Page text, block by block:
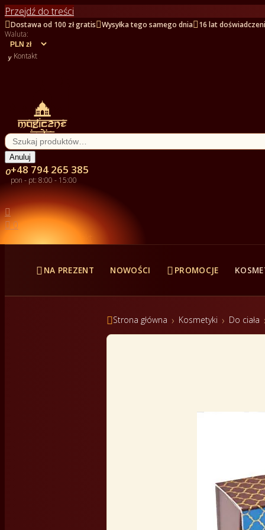
Przejdź do treści
Dostawa od 100 zł gratisWysyłka tego samego dnia16 lat
Waluta:
 Kontakt
Anuluj
+48 794 265 385
pon - pt: 8:00 - 15:00

0
 NA PREZENT NOWOŚCI  PROMOCJE
Strona główna Kosmetyki Do ciała